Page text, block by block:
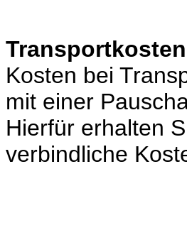
Kosten bei
mit einer
Hierfür erhalten
verbindliche